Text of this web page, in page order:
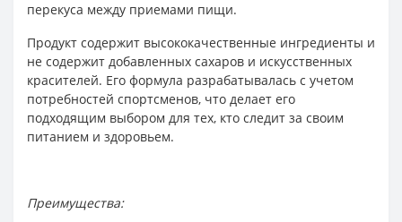
перекуса между приемами пищи.
Продукт содержит высококачественные ингредиенты и
не содержит добавленных сахаров и искусственных
красителей. Его формула разрабатывалась с учетом
потребностей спортсменов, что делает его
подходящим выбором для тех, кто следит за своим
питанием и здоровьем.
Преимущества: